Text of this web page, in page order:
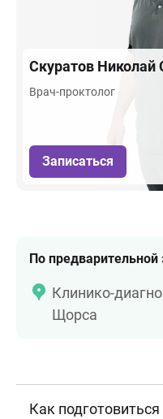
Скуратов Николай
Врач-проктолог
Записаться
По предварительной
Клинико-
Щорса
Как подготовиться